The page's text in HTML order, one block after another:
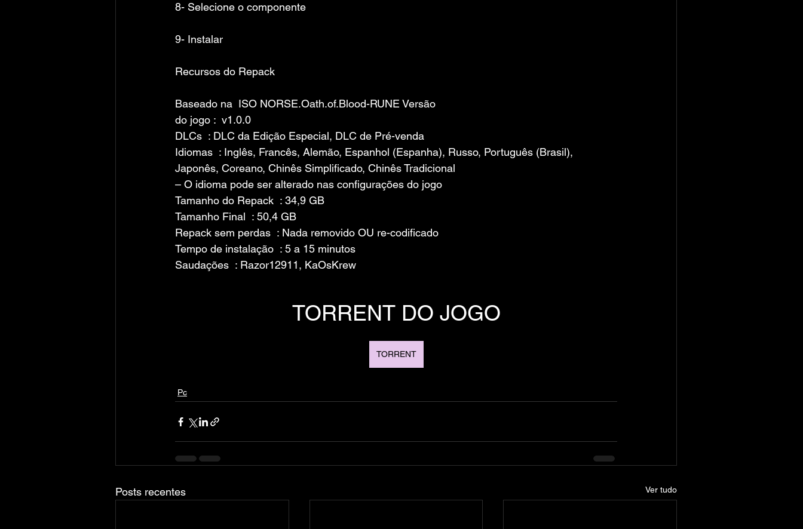
8- Selecione o componente
9- Instalar
Recursos do Repack
Baseado na  ISO NORSE.Oath.of.Blood-RUNE Versão
do jogo :  v1.0.0
DLCs  : DLC da Edição Especial, DLC de Pré-venda
Idiomas  : Inglês, Francês, Alemão, Espanhol (Espanha), Russo, Português (Brasil),
Japonês, Coreano, Chinês Simplificado, Chinês Tradicional
– O idioma pode ser alterado nas configurações do jogo
Tamanho do Repack  : 34,9 GB
Tamanho Final  : 50,4 GB
Repack sem perdas  : Nada removido OU re-codificado
Tempo de instalação  : 5 a 15 minutos
Saudações  : Razor12911, KaOsKrew
TORRENT DO JOGO
TORRENT
Pc
Posts recentes Ver tudo